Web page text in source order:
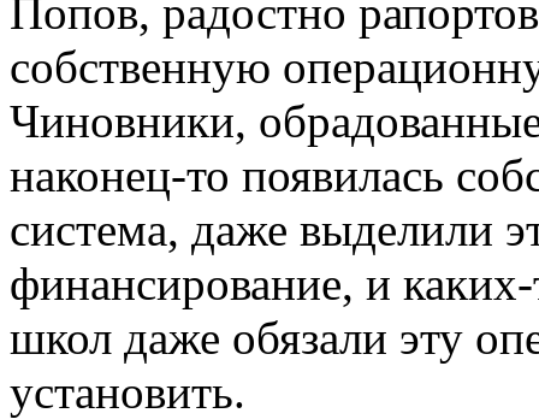
Попов, радостно
собственную
Чиновники,
наконец-то появилась
система, даже выделили
финансирование, и
школ даже обязали эту
установить.